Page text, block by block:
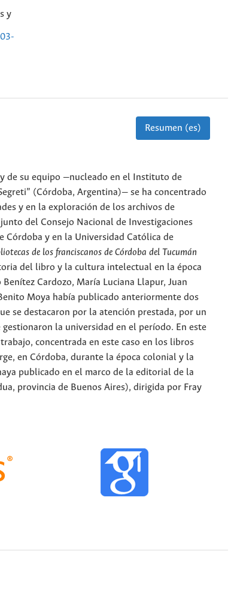
y
Resumen (es)
de su equipo —nucleado en el Instituto de
(Córdoba, Argentina)— se ha concentrado
y en la exploración de los archivos de
del Consejo Nacional de Investigaciones
Córdoba y en la Universidad Católica de
de los franciscanos de Córdoba del Tucumán
del libro y la cultura intelectual en la época
Cardozo, María Luciana Llapur, Juan
Moya había publicado anteriormente dos
se destacaron por la atención prestada, por un
la universidad en el período. En este
concentrada en este caso en los libros
en Córdoba, durante la época colonial y la
publicado en el marco de la editorial de la
provincia de Buenos Aires), dirigida por Fray